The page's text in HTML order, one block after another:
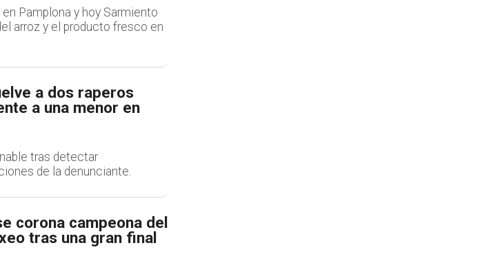
Pamplona y hoy Sarmiento
arroz y el producto fresco en
a dos raperos
a una menor en
tras detectar
de la denunciante.
corona campeona del
tras una gran final